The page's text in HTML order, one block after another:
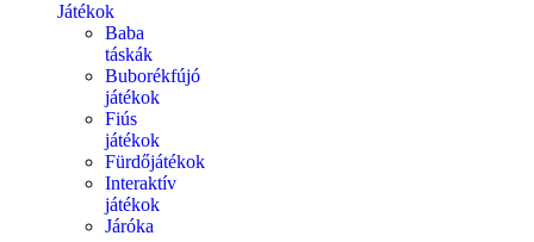
Játékok
Baba
táskák
Buborékfújó
játékok
Fiús
játékok
Fürdőjátékok
Interaktív
játékok
Járóka